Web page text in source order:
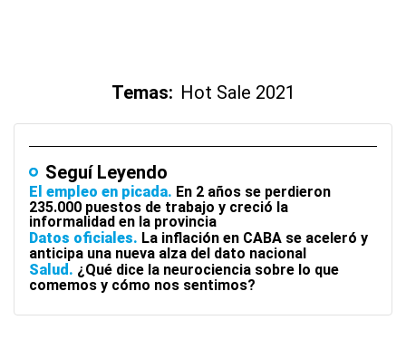
Temas: Hot Sale 2021
Seguí Leyendo
El empleo en picada En 2 años se perdieron
235.000 puestos de trabajo y creció la
informalidad en la provincia
Datos oficiales La inflación en CABA se aceleró y
anticipa una nueva alza del dato nacional
Salud
¿Qué dice la neurociencia sobre lo que
comemos y cómo nos sentimos?